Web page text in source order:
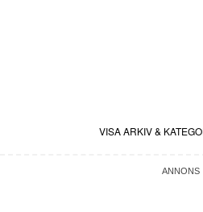
VISA ARKIV &